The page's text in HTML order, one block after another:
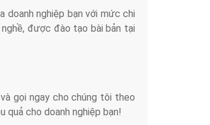
doanh nghiệp bạn với mức chi
được đào tạo bài bản tại
gọi ngay cho chúng tôi theo
quả cho doanh nghiệp bạn!